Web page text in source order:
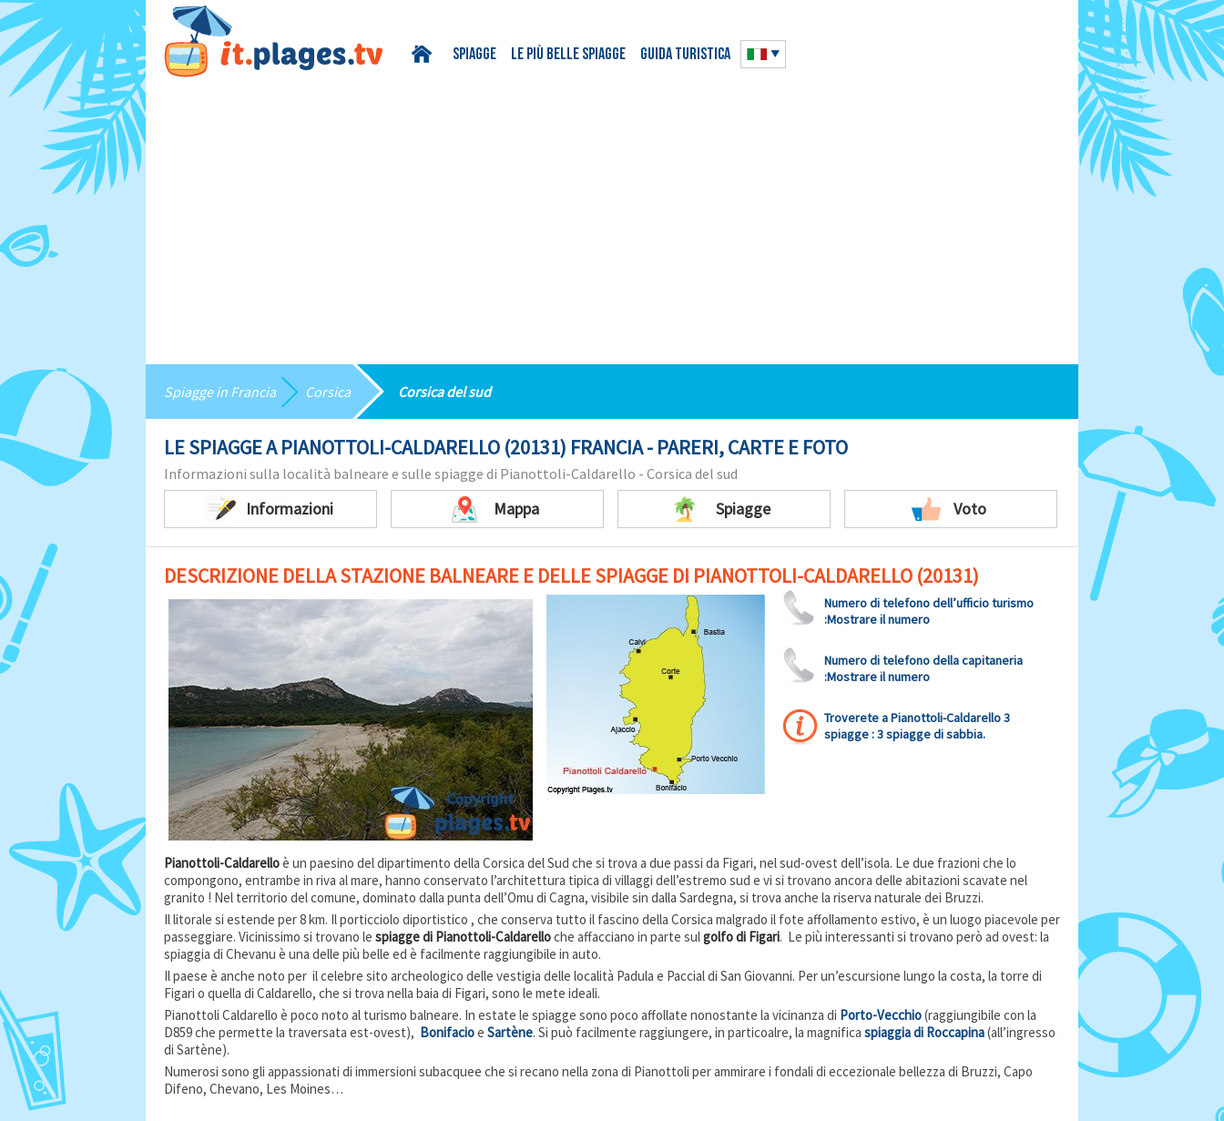
Spiagge Le più belle spiagge Guida turistica
Spiagge in Francia Corsica Corsica del sud
LE SPIAGGE A PIANOTTOLI-CALDARELLO (20131) FRANCIA - PARERI, CARTE E FOTO
Informazioni sulla località balneare e sulle spiagge di Pianottoli-Caldarello - Corsica del sud
Informazioni Mappa Spiagge Voto
DESCRIZIONE DELLA STAZIONE BALNEARE E DELLE SPIAGGE DI PIANOTTOLI-CALDARELLO (20131)
Numero di telefono dell’ufficio turismo
:Mostrare il numero
Numero di telefono della capitaneria
:Mostrare il numero
Troverete a Pianottoli-Caldarello 3
spiagge : 3 spiagge di sabbia.
Pianottoli-Caldarelloè un paesino del dipartimento della Corsica del Sud che si trova a due passi da Figari, nel sud-ovest dell’isola. Le due frazioni che lo
compongono, entrambe in riva al mare, hanno conservato l’architettura tipica di villaggi dell’estremo sud e vi si trovano ancora delle abitazioni scavate nel
granito ! Nel territorio del comune, dominato dalla punta dell’Omu di Cagna, visibile sin dalla Sardegna, si trova anche la riserva naturale dei Bruzzi.
Il litorale si estende per 8 km. Il porticciolo diportistico , che conserva tutto il fascino della Corsica malgrado il fote affollamento estivo, è un luogo piacevole per
passeggiare. Vicinissimo si trovano le spiagge di Pianottoli-Caldarelloche affacciano in parte sulgolfo di Figari. Le più interessanti si trovano però ad ovest: la
spiaggia di Chevanu è una delle più belle ed è facilmente raggiungibile in auto.
Il paese è anche noto per il celebre sito archeologico delle vestigia delle località Padula e Paccial di San Giovanni. Per un’escursione lungo la costa, la torre di
Figari o quella di Caldarello, che si trova nella baia di Figari, sono le mete ideali.
Pianottoli Caldarello è poco noto al turismo balneare. In estate le spiagge sono poco affollate nonostante la vicinanza di Porto-Vecchio(raggiungibile con la
D859 che permette la traversata est-ovest), Bonifacioe Sartène. Si può facilmente raggiungere, in particoalre, la magnifica spiaggia di Roccapina(all’ingresso
di Sartène).
Numerosi sono gli appassionati di immersioni subacquee che si recano nella zona di Pianottoli per ammirare i fondali di eccezionale bellezza di Bruzzi, Capo
Difeno, Chevano, Les Moines…